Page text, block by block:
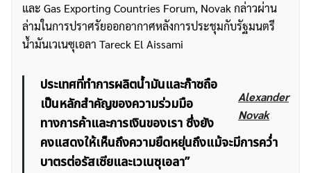
และ Gas Exporting Countries Forum, Novak กล่าวผ่าน
ล่ามในการปราศรัยออกอากาศหลังการประชุมกับรัฐมนตรี
น้ำมันเวเนซุเอลา Tareck El Aissami
Alexander
Novak
ประเทศที่ทำการผลิตน้ำมันและก๊าซถือ
เป็นหลักสำคัญของความร่วมมือ
ทางการค้าและการเงินของเรา ซึ่งยัง
คงแสดงให้เห็นถึงความยืดหยุ่นถึงแม้จะมีการคว่ำ
บาตรต่อรัสเซียและเวเนซุเอลา”